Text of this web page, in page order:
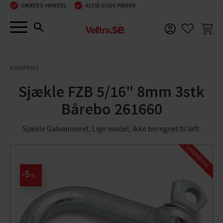
Menu
SIKKER E-HANDEL ALTID GODE PRISER
KAMPANJ
Sjækle FZB 5/16" 8mm 3stk
Bårebo 261660
Sjækle Galvaniseret, Lige model, Ikke beregnet til løft.
5 %
L
A
G
E
R
R
E
N
S
N
I
N
G